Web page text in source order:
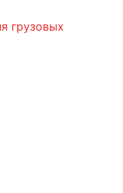
грузовых